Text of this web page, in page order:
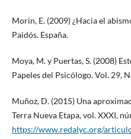
Morin, E. (2009) ¿Hacia el
Paidós. España.
Moya, M. y Puertas, S. (2008)
Papeles del Psicólogo. Vol. 29,
Muñoz, D. (2015) Una
Terra Nueva Etapa, vol. XXXI,
https://www.redalyc.org/